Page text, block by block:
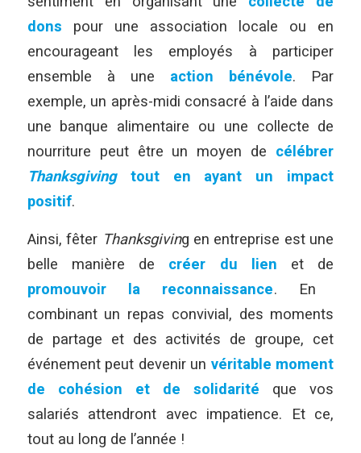
dons pour une association locale ou en
encourageant les employés à participer
ensemble à une action bénévole. Par
exemple, un après-midi consacré à l’aide dans
une banque alimentaire ou une collecte de
nourriture peut être un moyen de célébrer
Thanksgivingtout en ayant un impact
positif.
Ainsi, fêter Thanksgiving en entreprise est une
belle manière de créer du lien et de
promouvoir la reconnaissance. En
combinant un repas convivial, des moments
de partage et des activités de groupe, cet
événement peut devenir un véritable moment
de cohésion et de solidarité que vos
salariés attendront avec impatience. Et ce,
tout au long de l’année !